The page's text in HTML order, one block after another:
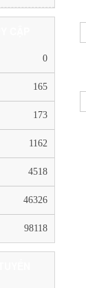
0
165
173
1162
4518
46326
98118